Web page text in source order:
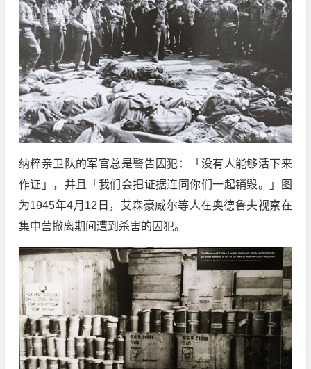
纳粹亲卫队的军官总是警告囚犯：「没有人能够活下来
作证」，并且「我们会把证据连同你们一起销毁。」图
为1945年4月12日，艾森豪威尔等人在奥德鲁夫视察在
集中营撤离期间遭到杀害的囚犯。